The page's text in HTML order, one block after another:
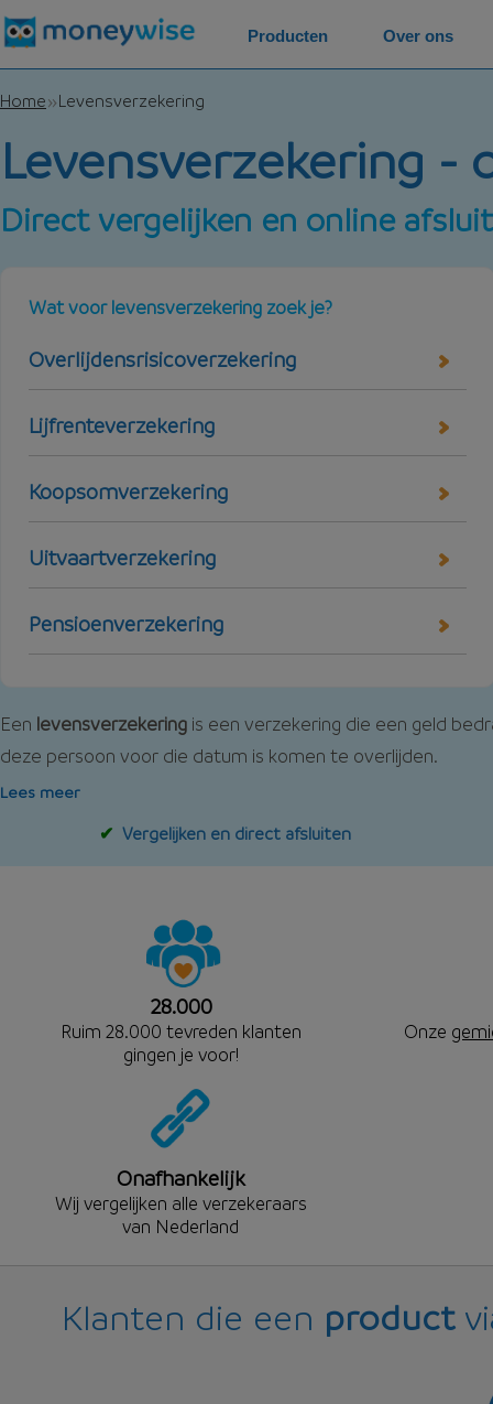
Home Levensverzekering
Levensverzekering -
Direct vergelijken en online
Een levensverzekering is een verzekering die een geld
deze persoon voor die datum is komen te overlijden.
Lees meer
Vergelijken en direct afsluiten
Wat voor levensverzekering zoek je?
Overlijdensrisicoverzekering
Lijfrenteverzekering
Koopsomverzekering
Uitvaartverzekering
Pensioenverzekering
28.000
Ruim 28.000 tevreden klanten
gingen je voor!
Onze
Onafhankelijk
Wij vergelijken alle verzekeraars
van Nederland
Klanten die een product
Producten Over ons